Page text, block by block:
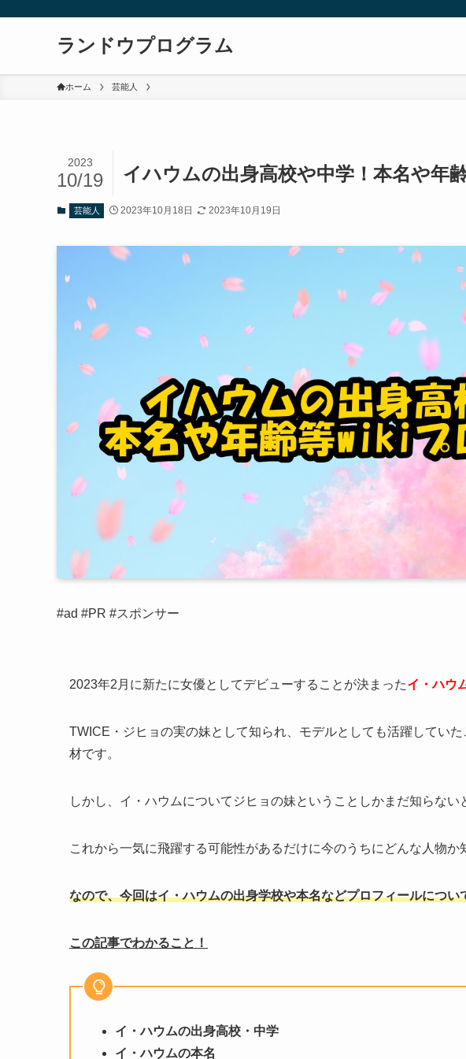
ランドウプログラム
ホーム 芸能人
イハウムの出身高校や中学！本名や年
2023
10/19
芸能人 2023年10月18日 2023年10月19日
#ad #PR #スポンサー
2023年2月に新たに女優としてデビューすることが決まったイ・ハウ
TWICE・ジヒョの実の妹として知られ、モデルとしても活躍してい
材です。
しかし、イ・ハウムについてジヒョの妹ということしかまだ知らな
これから一気に飛躍する可能性があるだけに今のうちにどんな人物か
なので、今回はイ・ハウムの出身学校や本名などプロフィールについ
この記事でわかること！
イ・ハウムの出身高校・中学
イ・ハウムの本名